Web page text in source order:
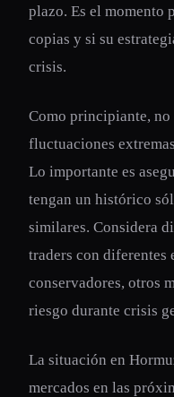
plazo. Es el momento
copias y si su
crisis.
Como principiante, no
fluctuaciones
Lo importante es
tengan un histórico
similares. Considera
traders con diferentes
conservadores, otros
riesgo durante crisis
La situación en
mercados en las